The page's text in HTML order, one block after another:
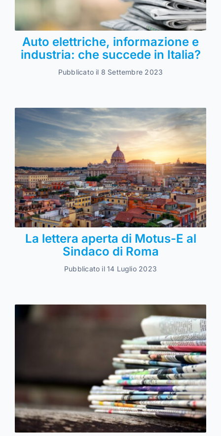
Auto elettriche, informazione e
industria: che succede in Italia?
Pubblicato il 8 Settembre 2023
La lettera aperta di Motus-E al
Sindaco di Roma
Pubblicato il 14 Luglio 2023